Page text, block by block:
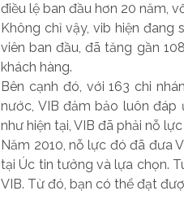
điều lệ ban đầu hơn 20 năm,
Không chỉ vậy, vib hiện đang
viên ban đầu, đã tăng gần
khách hàng.
Bên cạnh đó, với 163 chi
nước, VIB đảm bảo luôn
như hiện tại, VIB đã phải nỗ
Năm 2010, nỗ lực đó đã đưa
tại Úc tin tưởng và lựa chọn.
VIB. Từ đó, bạn có thể đạt